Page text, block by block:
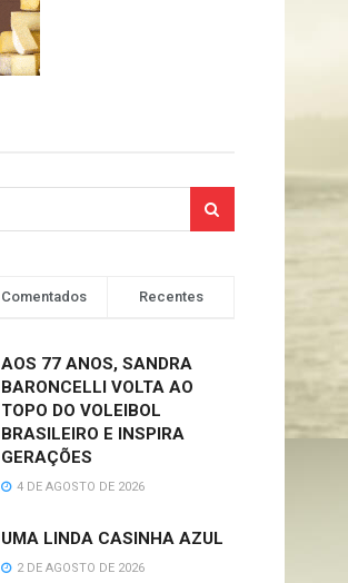
Comentados Recentes
AOS 77 ANOS, SANDRA
BARONCELLI VOLTA AO
TOPO DO VOLEIBOL
BRASILEIRO E INSPIRA
GERAÇÕES
4 DE AGOSTO DE 2026
UMA LINDA CASINHA AZUL
2 DE AGOSTO DE 2026